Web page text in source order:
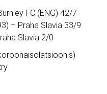
FC (ENG) 42/7
– Praha Slavia 33/9
Slavia 2/0